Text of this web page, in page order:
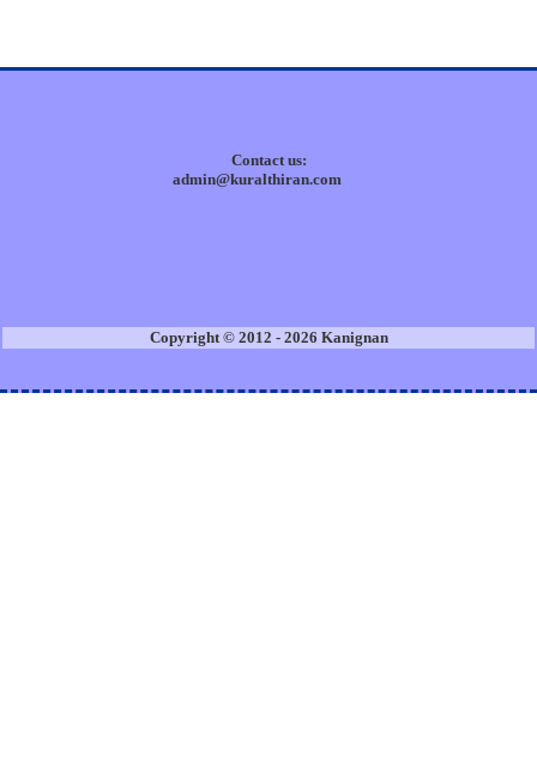
Contact us:
admin@kuralthiran.com
Copyright © 2012 - 2026 Kanignan